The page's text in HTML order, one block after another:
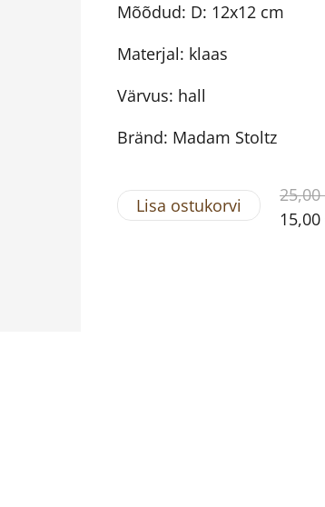
Mõõdud: D: 12x12 cm
Materjal: klaas
Värvus: hall
Bränd: Madam Stoltz
Lisa ostukorvi
25,00
15,00